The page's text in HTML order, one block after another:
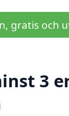
gratis och
3